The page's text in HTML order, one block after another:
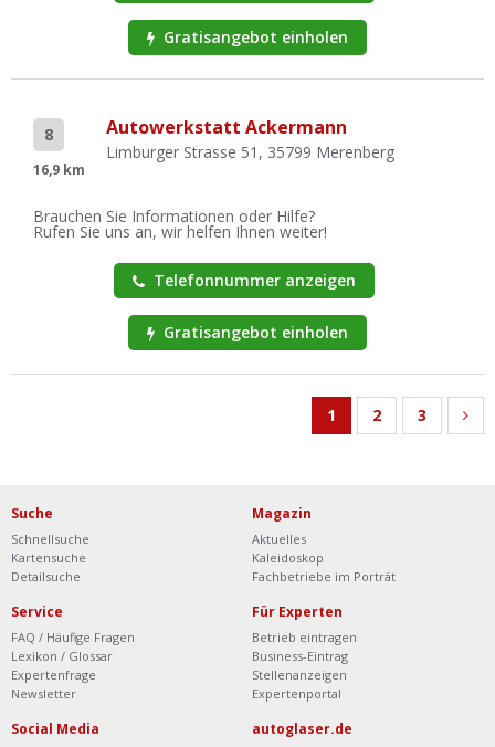
Gratisangebot einholen
8
16,9 km
Autowerkstatt Ackermann
Limburger Strasse 51, 35799 Merenberg
Brauchen Sie Informationen oder Hilfe?
Rufen Sie uns an, wir helfen Ihnen weiter!
Telefonnummer anzeigen
Gratisangebot einholen
1 2 3
Suche
Schnellsuche
Kartensuche
Detailsuche
Magazin
Aktuelles
Kaleidoskop
Fachbetriebe im Porträt
Service
FAQ / Häufige Fragen
Lexikon / Glossar
Expertenfrage
Newsletter
Für Experten
Betrieb eintragen
Business-Eintrag
Stellenanzeigen
Expertenportal
Social Media autoglaser.de